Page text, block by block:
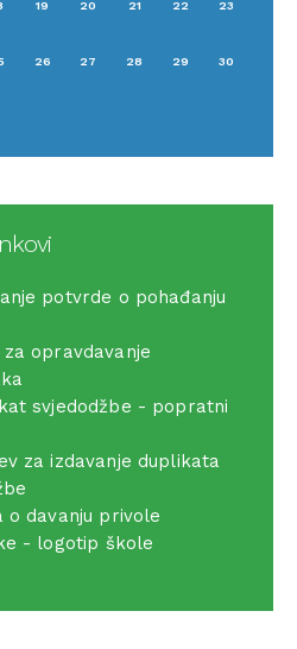
19 20 21 22 23
26 27 28 29 30
potvrde o pohađanju
za opravdavanje
svjedodžbe - popratni
za izdavanje duplikata
o davanju privole
- logotip škole